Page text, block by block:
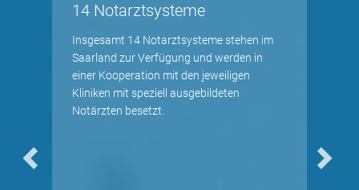
14 Notarztsysteme
Insgesamt 14 Notarztsysteme stehen im
Saarland zur Verfügung und werden in
einer Kooperation mit den jeweiligen
Kliniken mit speziell ausgebildeten
Notärzten besetzt.